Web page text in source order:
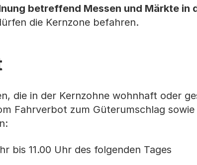
betreffend Messen und Märkte in
die Kernzone befahren.
die in der Kernzohne wohnhaft oder
Fahrverbot zum Güterumschlag sowie
bis 11.00 Uhr des folgenden Tages